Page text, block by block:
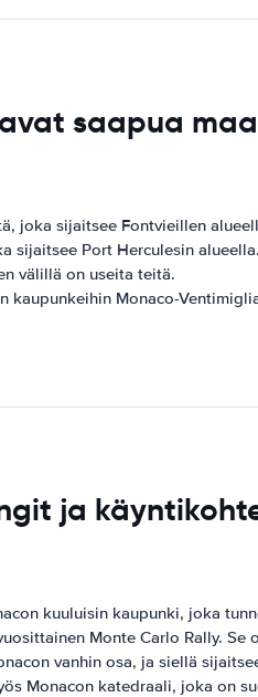
saapua
joka sijaitsee Fontvieillen
sijaitsee Port Herculesin alueella.
välillä on useita teitä.
kaupunkeihin Monaco-
ja
kuuluisin kaupunki, joka
Monte Carlo Rally.
vanhin osa, ja siellä
Monacon katedraali, joka on